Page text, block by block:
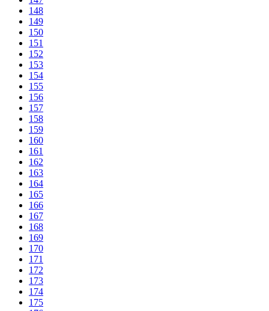
148
149
150
151
152
153
154
155
156
157
158
159
160
161
162
163
164
165
166
167
168
169
170
171
172
173
174
175